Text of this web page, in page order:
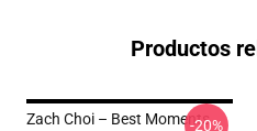
Productos
Zach Choi – Best Moments
-20%